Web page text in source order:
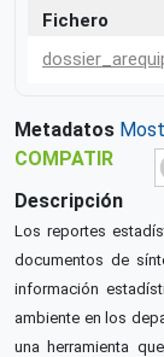
Fichero
Metadatos
COMPATIR
Descripción
Los reportes
documentos de
información
ambiente en los
una herramienta